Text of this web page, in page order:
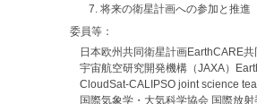
将来の衛星計画への参加と推進
委員等：
日本欧州共同衛星計画EarthCARE
宇宙航空研究開発機構（JAXA）
CloudSat-CALIPSO joint science
国際気象学・大気科学協会 国際放